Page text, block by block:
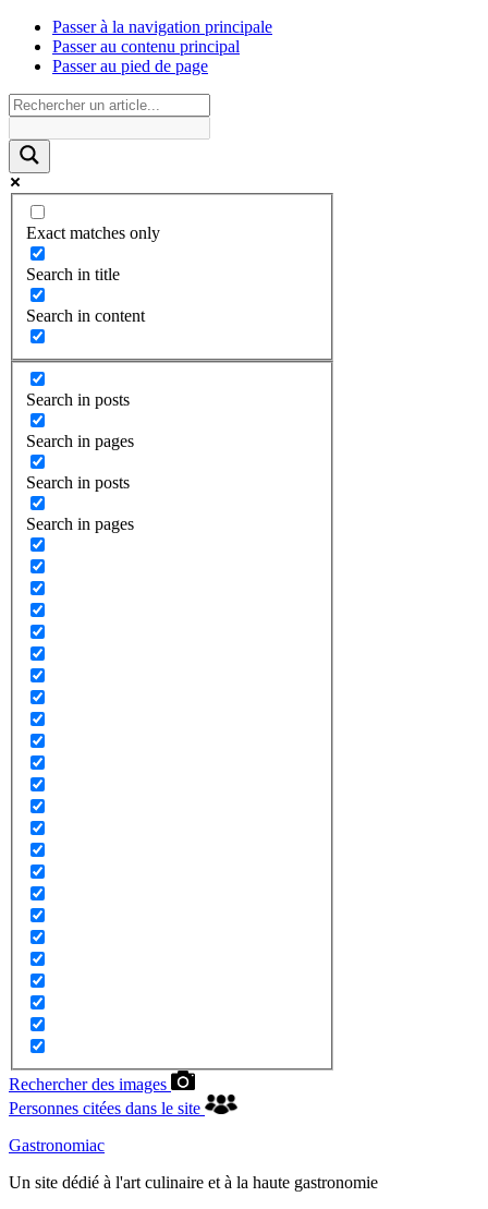
Passer à la navigation principale
Passer au contenu principal
Passer au pied de page
Exact matches only
Search in title
Search in content
Search in posts
Search in pages
Search in posts
Search in pages
Rechercher des images
Personnes citées dans le site
Gastronomiac
Un site dédié à l'art culinaire et à la haute gastronomie